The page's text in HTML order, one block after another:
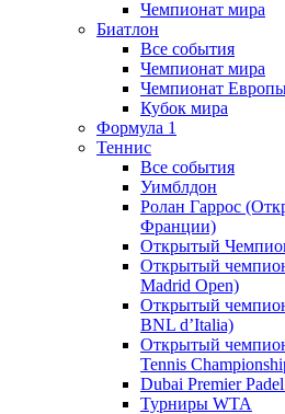
Чемпионат мира
Биатлон
Все события
Чемпионат мира
Чемпионат
Кубок мира
Формула 1
Теннис
Все события
Уимблдон
Ролан Гаррос
Франции)
Открытый
Открытый
Madrid Open)
Открытый
BNL d’Italia)
Открытый
Tennis
Dubai Premier Padel
Турниры WTA